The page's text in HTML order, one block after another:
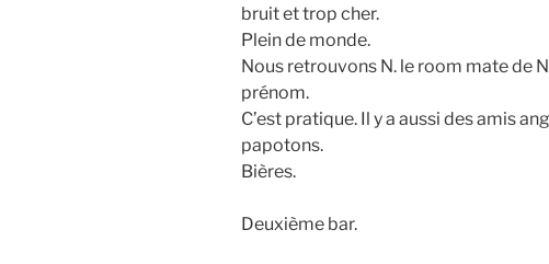
bruit et trop cher.
Plein de monde.
Nous retrouvons N. le room mate de
prénom.
C’est pratique. Il y a aussi des amis
papotons.
Bières.
Deuxième bar.